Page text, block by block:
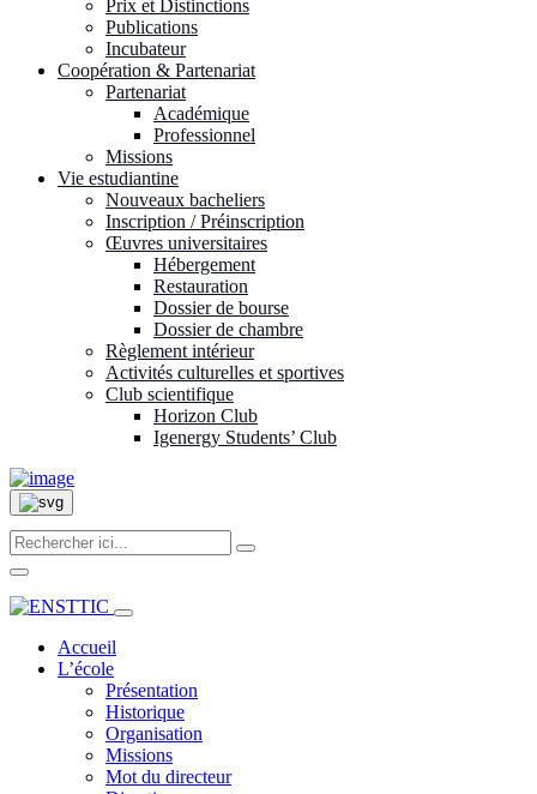
Prix et Distinctions
Publications
Incubateur
Coopération & Partenariat
Partenariat
Académique
Professionnel
Missions
Vie estudiantine
Nouveaux bacheliers
Inscription / Préinscription
Œuvres universitaires
Hébergement
Restauration
Dossier de bourse
Dossier de chambre
Règlement intérieur
Activités culturelles et sportives
Club scientifique
Horizon Club
Igenergy Students’ Club
Accueil
L’école
Présentation
Historique
Organisation
Missions
Mot du directeur